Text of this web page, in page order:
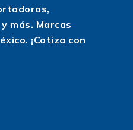
más. Marcas
¡Cotiza con